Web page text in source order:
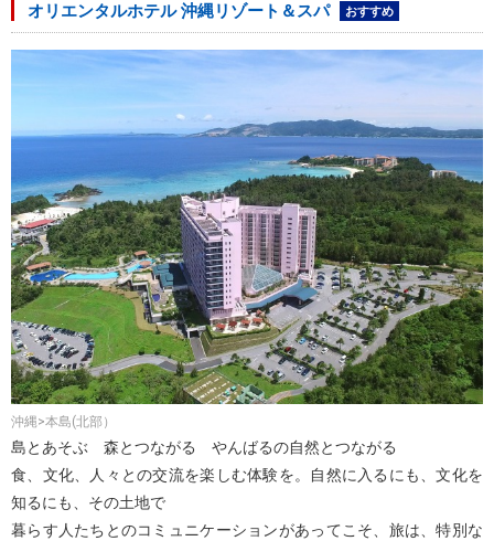
オリエンタルホテル 沖縄リゾート＆スパ おすすめ
沖縄>本島(北部）
島とあそぶ 森とつながる やんばるの自然とつながる
食、文化、人々との交流を楽しむ体験を。自然に入るにも、文化を
知るにも、その土地で
暮らす人たちとのコミュニケーションがあってこそ、旅は、特別な